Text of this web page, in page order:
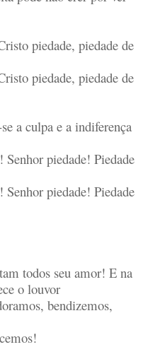
piedade, piedade de
piedade, piedade de
a culpa e a indiferença
Senhor piedade! Piedade
Senhor piedade! Piedade
todos seu amor! E na
o louvor
bendizemos,